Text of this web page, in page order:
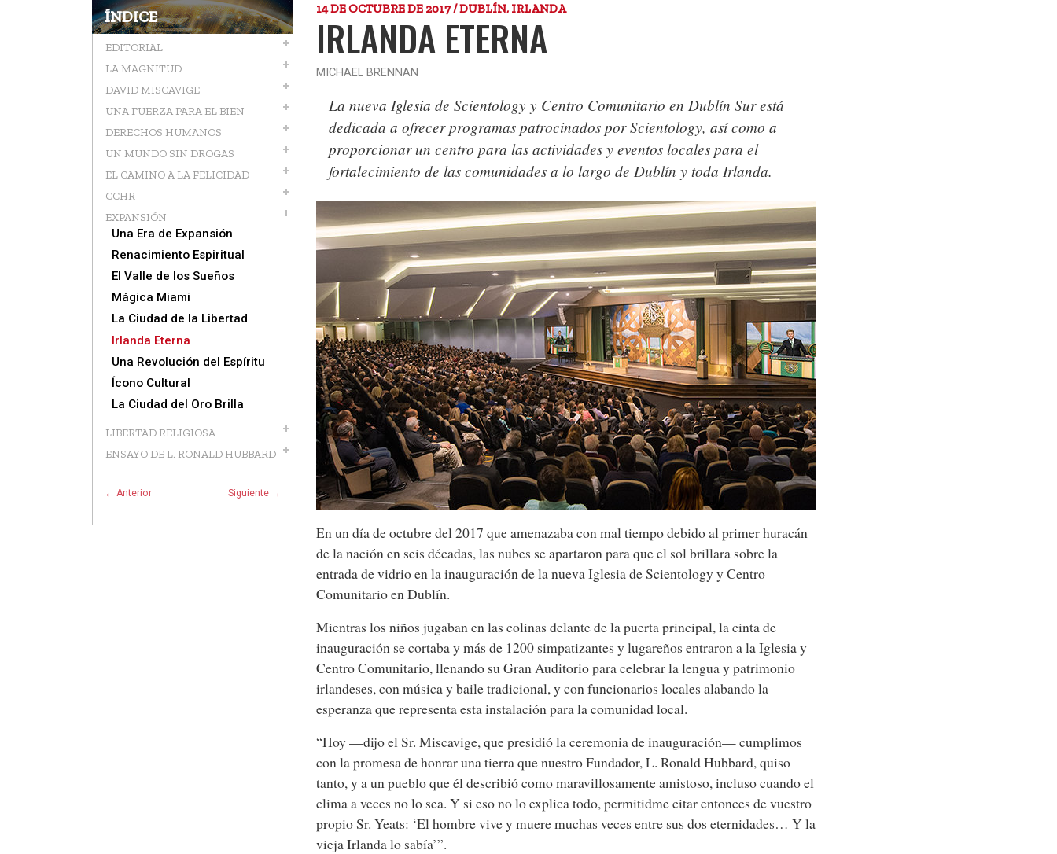
ÍNDICE
EDITORIAL
LA MAGNITUD
DAVID MISCAVIGE
UNA FUERZA PARA EL BIEN
DERECHOS HUMANOS
UN MUNDO SIN DROGAS
EL CAMINO A LA FELICIDAD
CCHR
EXPANSIÓN
Una Era de Expansión
Renacimiento Espiritual
El Valle de los Sueños
Mágica Miami
La Ciudad de la Libertad
Irlanda Eterna
Una Revolución del Espíritu
Ícono Cultural
La Ciudad del Oro Brilla
LIBERTAD RELIGIOSA
ENSAYO DE L. RONALD HUBBARD
← Anterior Siguiente →
14 DE OCTUBRE DE 2017 / DUBLÍN, IRLANDA
IRLANDA ETERNA
MICHAEL BRENNAN
La nueva Iglesia de Scientology y Centro Comunitario en Dublín Sur está
dedicada a ofrecer programas patrocinados por Scientology, así como a
proporcionar un centro para las actividades y eventos locales para el
fortalecimiento de las comunidades a lo largo de Dublín y toda Irlanda.
En un día de octubre del 2017 que amenazaba con mal tiempo debido al primer huracán
de la nación en seis décadas, las nubes se apartaron para que el sol brillara sobre la
entrada de vidrio en la inauguración de la nueva Iglesia de Scientology y Centro
Comunitario en Dublín.
Mientras los niños jugaban en las colinas delante de la puerta principal, la cinta de
inauguración se cortaba y más de 1200 simpatizantes y lugareños entraron a la Iglesia y
Centro Comunitario, llenando su Gran Auditorio para celebrar la lengua y patrimonio
irlandeses, con música y baile tradicional, y con funcionarios locales alabando la
esperanza que representa esta instalación para la comunidad local.
“Hoy —dijo el Sr. Miscavige, que presidió la ceremonia de inauguración— cumplimos
con la promesa de honrar una tierra que nuestro Fundador, L. Ronald Hubbard, quiso
tanto, y a un pueblo que él describió como maravillosamente amistoso, incluso cuando el
clima a veces no lo sea. Y si eso no lo explica todo, permitidme citar entonces de vuestro
propio Sr. Yeats: ‘El hombre vive y muere muchas veces entre sus dos eternidades… Y la
vieja Irlanda lo sabía’”.